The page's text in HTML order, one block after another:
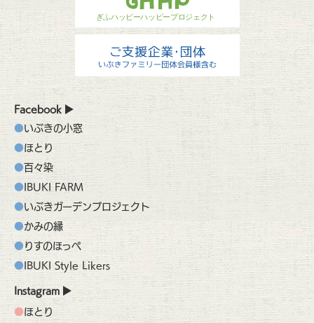
Facebook
いぶきの小窓
ほとり
百々染
IBUKI FARM
いぶきガーデンプロジェクト
かみの縁
りすのほっぺ
IBUKI Style Likers
Instagram
ほとり